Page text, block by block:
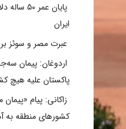
پایان
ایران
عبرت مصر و سوئز
اردوغان: پیمان
پاکستان علیه هیچ
زاکانی: پیام
کشورهای منطقه به